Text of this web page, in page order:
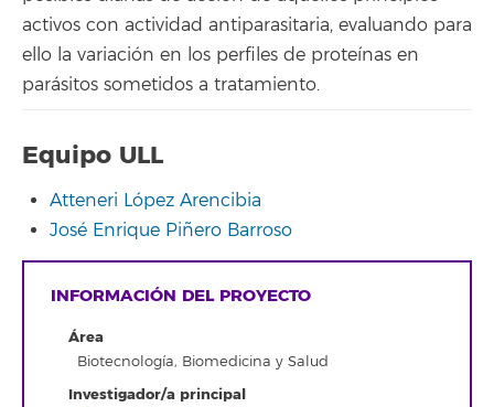
activos con actividad antiparasitaria, evaluando para
ello la variación en los perfiles de proteínas en
parásitos sometidos a tratamiento.
Equipo ULL
Atteneri López Arencibia
José Enrique Piñero Barroso
INFORMACIÓN DEL PROYECTO
Área
Biotecnología, Biomedicina y Salud
Investigador/a principal